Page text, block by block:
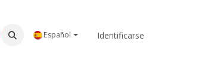
Español Identificarse